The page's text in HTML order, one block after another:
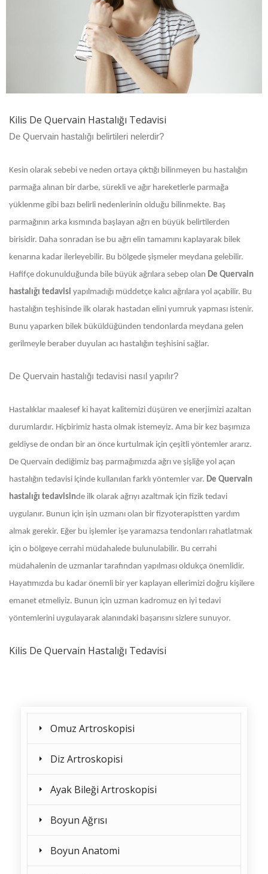
Kilis De Quervain Hastalığı Tedavisi
De Quervain hastalığı belirtileri nelerdir?
Kesin olarak sebebi ve neden ortaya çıktığı bilinmeyen bu hastalığın
parmağa alınan bir darbe, sürekli ve ağır hareketlerle parmağa
yüklenme gibi bazı belirli nedenlerinin olduğu bilinmekte. Baş
parmağının arka kısmında başlayan ağrı en büyük belirtilerden
birisidir. Daha sonradan ise bu ağrı elin tamamını kaplayarak bilek
kenarına kadar ilerleyebilir. Bu bölgede şişmeler meydana gelebilir.
Hafifçe dokunulduğunda bile büyük ağrılara sebep olan De Quervain
hastalığı tedavisi yapılmadığı müddetçe kalıcı ağrılara yol açabilir. Bu
hastalığın teşhisinde ilk olarak hastadan elini yumruk yapması istenir.
Bunu yaparken bilek büküldüğünden tendonlarda meydana gelen
gerilmeyle beraber duyulan acı hastalığın teşhisini sağlar.
De Quervain hastalığı tedavisi nasıl yapılır?
Hastalıklar maalesef ki hayat kalitemizi düşüren ve enerjimizi azaltan
durumlardır. Hiçbirimiz hasta olmak istemeyiz. Ama bir kez başımıza
geldiyse de ondan bir an önce kurtulmak için çeşitli yöntemler ararız.
De Quervain dediğimiz baş parmağımızda ağrı ve şişliğe yol açan
hastalığın tedavisi içinde kullanılan farklı yöntemler var. De Quervain
hastalığı tedavisinde ilk olarak ağrıyı azaltmak için fizik tedavi
uygulanır. Bunun için işin uzmanı olan bir fizyoterapistten yardım
almak gerekir. Eğer bu işlemler işe yaramazsa tendonları rahatlatmak
için o bölgeye cerrahi müdahalede bulunulabilir. Bu cerrahi
müdahalenin de uzmanlar tarafından yapılması oldukça önemlidir.
Hayatımızda bu kadar önemli bir yer kaplayan ellerimizi doğru kişilere
emanet etmeliyiz. Bunun için uzman kadromuz en iyi tedavi
yöntemlerini uygulayarak alanındaki başarısını sizlere sunuyor.
Kilis De Quervain Hastalığı Tedavisi
Omuz Artroskopisi
Diz Artroskopisi
Ayak Bileği Artroskopisi
Boyun Ağrısı
Boyun Anatomi